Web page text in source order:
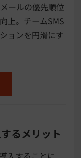
ールの優先順位
上。チームSMS
ョンを円滑にす
るメリット